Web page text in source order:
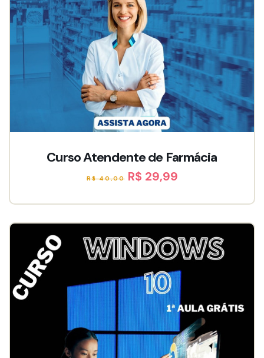
Curso Atendente de Farmácia
R$ 40,00 R$ 29,99